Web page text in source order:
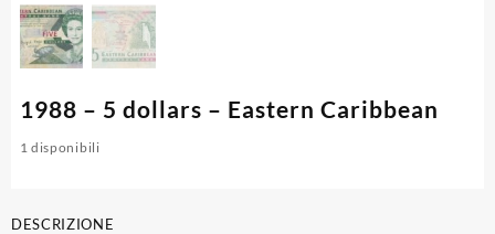
1988 – 5 dollars – Eastern Caribbean
1 disponibili
DESCRIZIONE